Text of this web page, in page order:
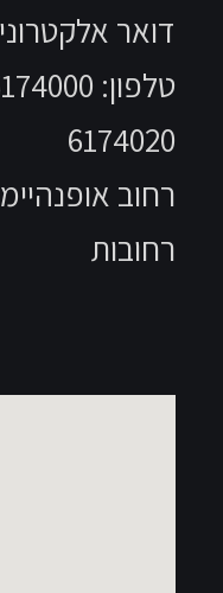
טלפון: 08-6174000 \ פקס : 08-
רחוב אופנהיימר 7, פארק המדע